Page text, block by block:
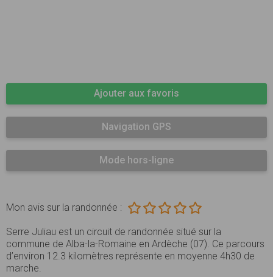
Ajouter aux favoris
Navigation GPS
Mode hors-ligne
Mon avis sur la randonnée :
Serre Juliau est un circuit de randonnée situé sur la
commune de Alba-la-Romaine en Ardèche (07). Ce parcours
d’environ 12.3 kilomètres représente en moyenne 4h30 de
marche.